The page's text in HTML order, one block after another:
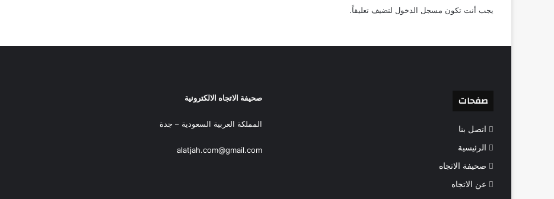
يجب أنت تكون مسجل الدخول لتضيف تعليقاً.
صفحات
اتصل بنا
الرئيسية
صحيفة الاتجاه
عن الاتجاه
صحيفة الاتجاه الالكترونية
المملكة العربية السعودية – جدة
alatjah.com@gmail.com